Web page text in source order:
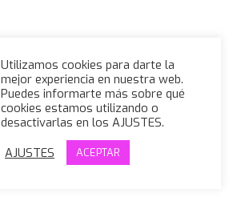
Utilizamos cookies para darte la
mejor experiencia en nuestra web.
Puedes informarte más sobre qué
cookies estamos utilizando o
desactivarlas en los AJUSTES.
AJUSTES
ACEPTAR